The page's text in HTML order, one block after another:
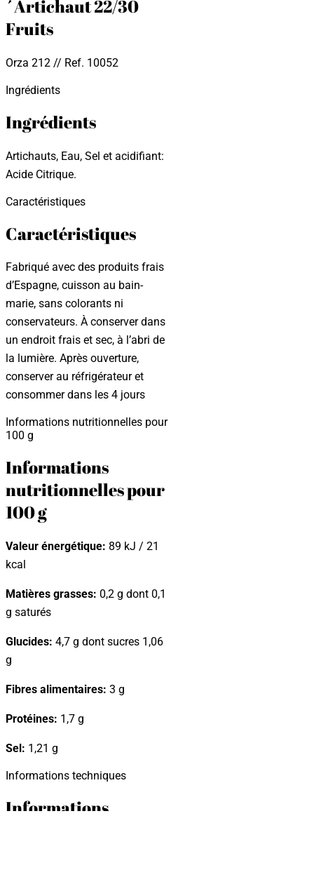
´Artichaut 22/30
Fruits
Orza 212 // Ref. 10052
Ingrédients
Ingrédients
Artichauts, Eau, Sel et acidifiant:
Acide Citrique.
Caractéristiques
Caractéristiques
Fabriqué avec des produits frais
d’Espagne, cuisson au bain-
marie, sans colorants ni
conservateurs. À conserver dans
un endroit frais et sec, à l’abri de
la lumière. Après ouverture,
conserver au réfrigérateur et
consommer dans les 4 jours
Informations nutritionnelles pour
100 g
Informations
nutritionnelles pour
100 g
Valeur énergétique: 89 kJ / 21
kcal
Matières grasses: 0,2 g dont 0,1
g saturés
Glucides: 4,7 g dont sucres 1,06
g
Fibres alimentaires: 3 g
Protéines: 1,7 g
Sel: 1,21 g
Informations techniques
Informations